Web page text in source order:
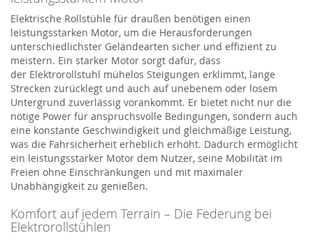
Elektrische Rollstühle für draußen benötigen einen
leistungsstarken Motor, um die Herausforderungen
unterschiedlichster Geländearten sicher und effizient zu
meistern. Ein starker Motor sorgt dafür, dass
der Elektrorollstuhl mühelos Steigungen erklimmt, lange
Strecken zurücklegt und auch auf unebenem oder losem
Untergrund zuverlässig vorankommt. Er bietet nicht nur die
nötige Power für anspruchsvolle Bedingungen, sondern auch
eine konstante Geschwindigkeit und gleichmäßige Leistung,
was die Fahrsicherheit erheblich erhöht. Dadurch ermöglicht
ein leistungsstarker Motor dem Nutzer, seine Mobilität im
Freien ohne Einschränkungen und mit maximaler
Unabhängigkeit zu genießen.
Komfort auf jedem Terrain – Die Federung bei
Elektrorollstühlen